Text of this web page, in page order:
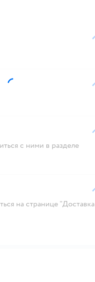
с ними в разделе
на странице "Доставка